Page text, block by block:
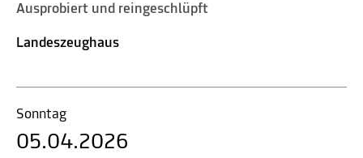
Ausprobiert und reingeschlüpft
Landeszeughaus
Sonntag
05.04.2026